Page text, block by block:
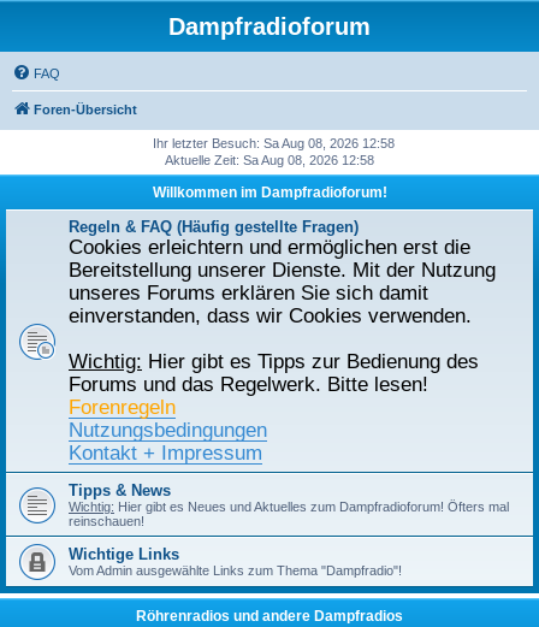
Dampfradioforum
FAQ
Foren-Übersicht
Ihr letzter Besuch: Sa Aug 08, 2026 12:58
Aktuelle Zeit: Sa Aug 08, 2026 12:58
Willkommen im Dampfradioforum!
Regeln & FAQ (Häufig gestellte Fragen)
Cookies erleichtern und ermöglichen erst die
Bereitstellung unserer Dienste. Mit der Nutzung
unseres Forums erklären Sie sich damit
einverstanden, dass wir Cookies verwenden.
Wichtig: Hier gibt es Tipps zur Bedienung des
Forums und das Regelwerk. Bitte lesen!
Forenregeln
Nutzungsbedingungen
Kontakt + Impressum
Tipps & News
Wichtig: Hier gibt es Neues und Aktuelles zum Dampfradioforum! Öfters mal
reinschauen!
Wichtige Links
Vom Admin ausgewählte Links zum Thema "Dampfradio"!
Röhrenradios und andere Dampfradios